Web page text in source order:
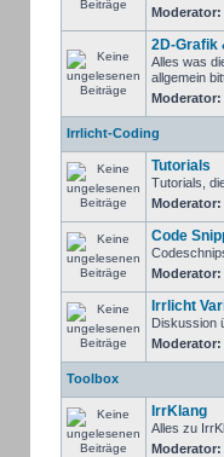
Moderator:
2D-Grafik
Alles was
allgemein
Moderator:
Irrlicht-Coding
Tutorials
Tutorials,
Moderator:
Code
Moderator:
Irrlicht
Diskussion
Moderator:
Toolbox
IrrKlang
Alles zu
Moderator: